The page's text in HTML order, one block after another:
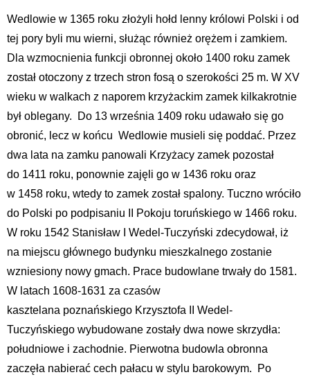
Wedlowie w 1365 roku złożyli hołd lenny królowi Polski i od
tej pory byli mu wierni, służąc również orężem i zamkiem.
Dla wzmocnienia funkcji obronnej około 1400 roku zamek
został otoczony z trzech stron fosą o szerokości 25 m. W XV
wieku w walkach z naporem krzyżackim zamek kilkakrotnie
był oblegany. Do 13 września 1409 roku udawało się go
obronić, lecz w końcu Wedlowie musieli się poddać. Przez
dwa lata na zamku panowali Krzyżacy zamek pozostał
do 1411 roku, ponownie zajęli go w 1436 roku oraz
w 1458 roku, wtedy to zamek został spalony. Tuczno wróciło
do Polski po podpisaniu II Pokoju toruńskiego w 1466 roku.
W roku 1542 Stanisław I Wedel-Tuczyński zdecydował, iż
na miejscu głównego budynku mieszkalnego zostanie
wzniesiony nowy gmach. Prace budowlane trwały do 1581.
W latach 1608-1631 za czasów
kasztelana poznańskiego Krzysztofa II Wedel-
Tuczyńskiego wybudowane zostały dwa nowe skrzydła:
południowe i zachodnie. Pierwotna budowla obronna
zaczęła nabierać cech pałacu w stylu barokowym. Po